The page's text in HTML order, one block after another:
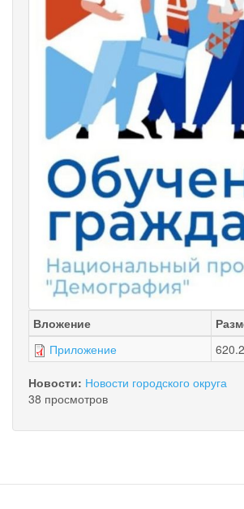
Вложение
Приложение
Новости: Новости городского округа
38 просмотров